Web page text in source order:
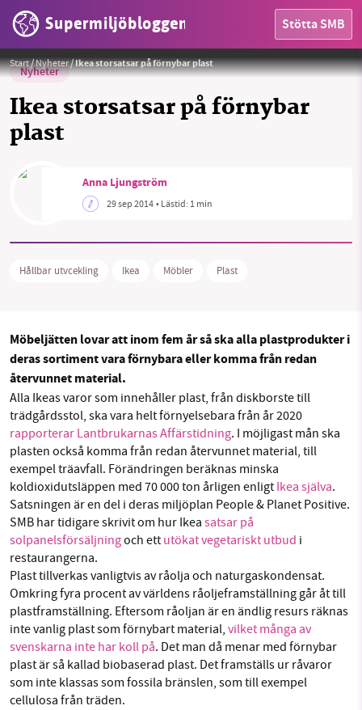
Supermiljöbloggen Stötta SMB
OMRÅDEN
Facebook
Threads LinkedIn
Start/Nyheter/Ikea storsatsar på förnybar plast
Nyheter
Ikea storsatsar på förnybar
plast
Foto:Ikea
Anna Ljungström
29 sep 2014• Lästid: 1 min
Hållbar utvcekling Ikea Möbler Plast
Möbeljätten lovar att inom fem år så ska alla plastprodukter i
deras sortiment vara förnybara eller komma från redan
återvunnet material.
Alla Ikeas varor som innehåller plast, från diskborste till
trädgårdsstol, ska vara helt förnyelsebara från år 2020
rapporterar Lantbrukarnas Affärstidning. I möjligast mån ska
plasten också komma från redan återvunnet material, till
exempel träavfall. Förändringen beräknas minska
koldioxidutsläppen med 70 000 ton årligen enligt Ikea själva.
Satsningen är en del i deras miljöplan People & Planet Positive.
SMB har tidigare skrivit om hur Ikea satsar på
solpanelsförsäljningoch ett utökat vegetariskt utbud i
restaurangerna.
Plast tillverkas vanligtvis av råolja och naturgaskondensat.
Omkring fyra procent av världens råoljeframställning går åt till
plastframställning. Eftersom råoljan är en ändlig resurs räknas
inte vanlig plast som förnybart material, vilket många av
svenskarna inte har koll på. Det man då menar med förnybar
plast är så kallad biobaserad plast. Det framställs ur råvaror
som inte klassas som fossila bränslen, som till exempel
cellulosa från träden.
SMB kämpar för en hållbar framtid. Sedan
starten 2010 har vår ideella redaktion drivit
miljödebatten framåt genom
nyhetsbevakning och granskningar. Nu vill vi
utveckla vårt arbete – och vi hoppas att du
vill hjälpa oss.
Stötta vårt arbete genom att swisha en slant till
1231368703
Läs vad vi vill göra